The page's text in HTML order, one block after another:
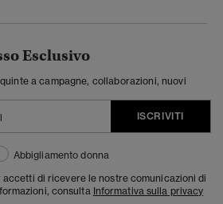
Esclusivo
a campagne, collaborazioni, nuovi
ISCRIVITI
Abbigliamento donna
di ricevere le nostre comunicazioni di
consulta Informativa sulla privacy